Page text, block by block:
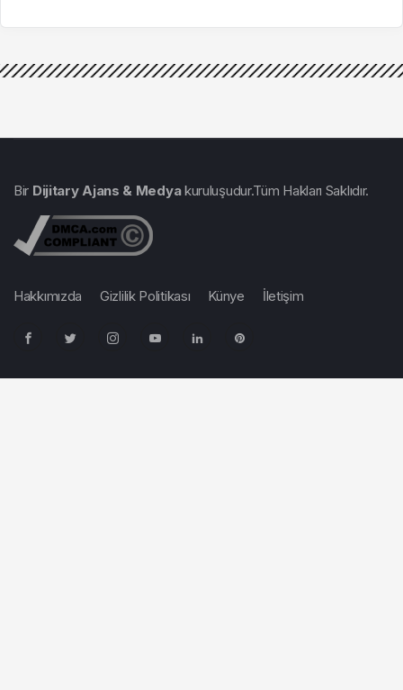
Şüpheli Adliyede
Bir Dijitary Ajans & Medyakuruluşudur.Tüm Hakları Saklıdır.
Hakkımızda Gizlilik Politikası Künye İletişim